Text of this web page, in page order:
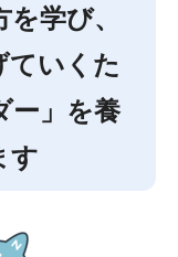
学び、
ていくた
ー」を養
す